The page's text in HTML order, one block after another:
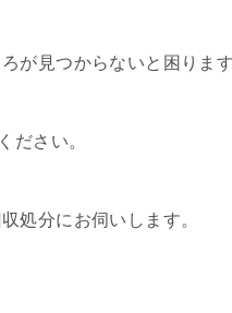
が見つからないと困りま
ださい。
処分にお伺いします。